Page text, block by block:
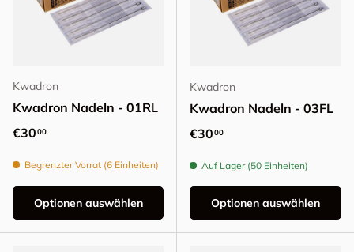
Kwadron
Kwadron Nadeln - 01RL
Normaler Preis
€3000
Begrenzter Vorrat (6 Einheiten)
Optionen auswählen
Kwadron
Kwadron Nadeln - 03FL
Normaler Preis
€3000
Auf Lager (50 Einheiten)
Optionen auswählen